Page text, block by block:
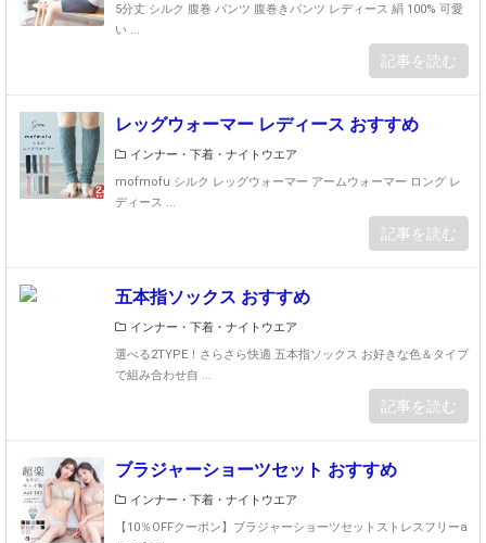
5分丈 シルク 腹巻 パンツ 腹巻きパンツ レディース 絹 100% 可愛
い ...
記事を読む
レッグウォーマー レディース おすすめ
インナー・下着・ナイトウエア
mofmofu シルク レッグウォーマー アームウォーマー ロング レ
ディース ...
記事を読む
五本指ソックス おすすめ
インナー・下着・ナイトウエア
選べる2TYPE！さらさら快適 五本指ソックス お好きな色＆タイプ
で組み合わせ自 ...
記事を読む
ブラジャーショーツセット おすすめ
インナー・下着・ナイトウエア
【10％OFFクーポン】ブラジャーショーツセットストレスフリーa